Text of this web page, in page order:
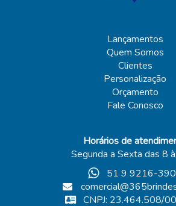
Lançamentos
Quem Somos
Clientes
Personalização
Orçamento
Fale Conosco
Horários de
Segunda a Sexta das 8
51 9 9216-
CNPJ: 23.464.508/